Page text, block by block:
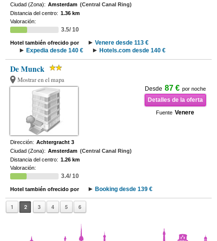
Ciudad (Zona): Amsterdam (Central Canal Ring)
Distancia del centro: 1.36 km
Valoración:
3.5/ 10
Hotel también ofrecido por
Venere desde 113 €
Expedia desde 140 €
Hotels.com desde 140 €
De Munck
Mostrar en el mapa
Desde 87 € por noche
Detalles de la oferta
Fuente Venere
Dirección: Achtergracht 3
Ciudad (Zona): Amsterdam (Central Canal Ring)
Distancia del centro: 1.26 km
Valoración:
3.4/ 10
Hotel también ofrecido por Booking desde 139 €
1 2 3 4 5 6